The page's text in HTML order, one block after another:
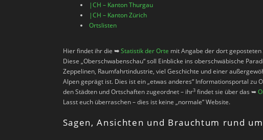
|CH – Kanton Thurgau
|CH – Kanton Zürich
Ortslisten
Hier findet ihr die ➥ Statistik der Orte mit Angabe der dort
Diese „Oberschwabenschau“ soll Einblicke ins oberschwäbische
Zeppelinen, Raumfahrtindustrie, viel Geschichte und einer
Alpen geprägt ist. Dies ist ein „etwas anderes“ Informationsportal zu
den Städten und Ortschaften zugeordnet – ihr3findet sie über das ➥
Lasst euch überraschen – dies ist keine „normale“ Website.
Sagen, Ansichten und Brauchtum rund